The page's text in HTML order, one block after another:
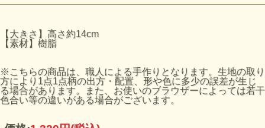
【大きさ】高さ約14cm
【素材】樹脂
※こちらの商品は、職人による手作りとなります。生地の取り
方により1点1点柄の出方・配置、形や色に多少の誤差が生じ
る場合があります。また、お使いのブラウザーによっては若干
色合い等の違いがある場合がございます。